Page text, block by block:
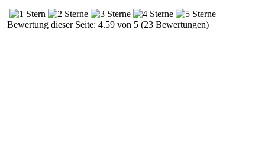
Bewertung dieser Seite: 4.59 von 5 (23 Bewertungen)